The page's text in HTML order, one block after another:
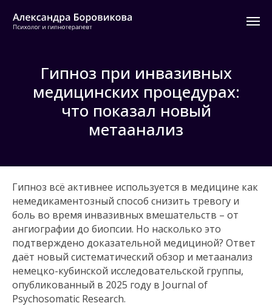
Гипноз при инвазивных
медицинских процедурах:
что показал новый
метаанализ
Гипноз всё активнее используется в медицине как
немедикаментозный способ снизить тревогу и
боль во время инвазивных вмешательств – от
ангиографии до биопсии. Но насколько это
подтверждено доказательной медициной? Ответ
даёт новый систематический обзор и метаанализ
немецко-кубинской исследовательской группы,
опубликованный в 2025 году в Journal of
Psychosomatic Research.